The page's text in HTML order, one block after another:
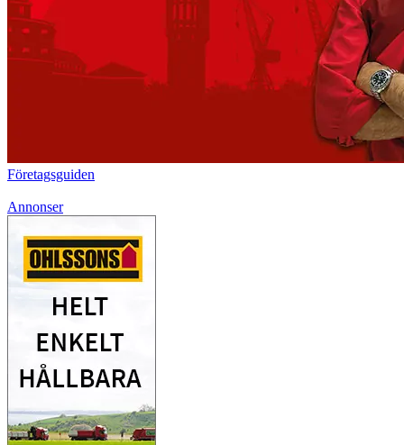
Företagsguiden
Annonser